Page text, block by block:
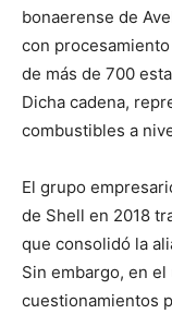
bonaerense de
con
de más de 700
Dicha cadena,
combustibles a
El grupo
de Shell en 2018
que consolidó la
Sin embargo, en
cuestionamientos